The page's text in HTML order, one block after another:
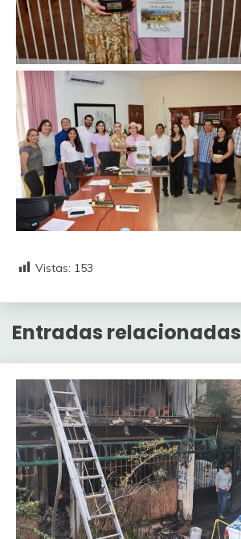
Vistas: 153
Entradas relacionadas